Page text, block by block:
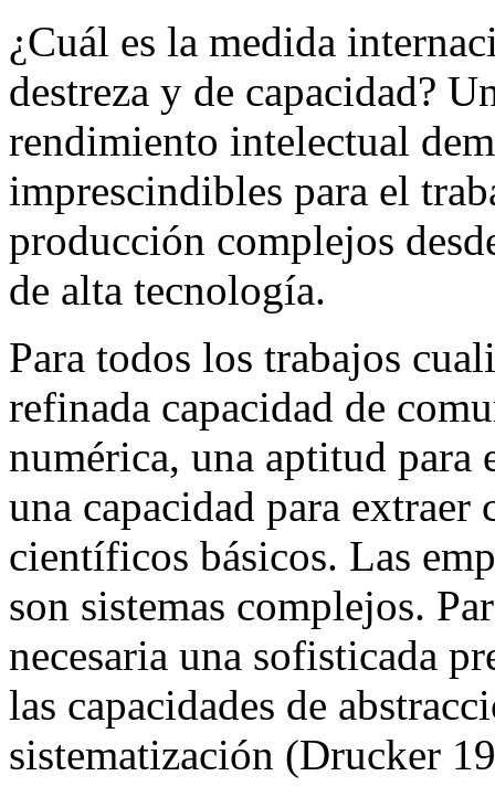
¿Cuál es la medida
destreza y de capacidad?
rendimiento intelectual
imprescindibles para el
producción complejos
de alta tecnología.
Para todos los trabajos
refinada capacidad de
numérica, una aptitud para
una capacidad para
científicos básicos. Las
son sistemas complejos.
necesaria una sofisticada
las capacidades de
sistematización (Drucker